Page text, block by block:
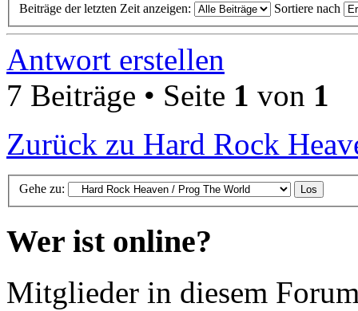
Beiträge der letzten Zeit anzeigen: Sortiere nach
Antwort erstellen
7 Beiträge • Seite 1 von 1
Zurück zu Hard Rock
Gehe zu:
Wer ist online?
Mitglieder in diesem